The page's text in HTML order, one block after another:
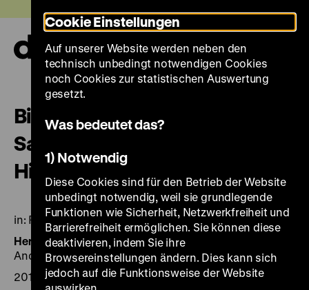
zum
Seiteninhalt
springen
Biozide in den textilen
Sammlungen des Deutschen
Historischen Museums
in: Restauro 119
Herausgegeben von:Autoren: Oliver Hahn, Sonja Krug,
Andrea Lang und Judith Zimmer
2013, H. 7, S. 34–39
Cookie Einstellungen
Auf unserer Website werden neben den
technisch unbedingt notwendigen Cookies
noch Cookies zur statistischen Auswertung
gesetzt.
Was bedeutet das?
1) Notwendig
Diese Cookies sind für den Betrieb der Website
unbedingt notwendig, weil sie grundlegende
Funktionen wie Sicherheit, Netzwerkfreiheit und
Barrierefreiheit ermöglichen. Sie können diese
deaktivieren, indem Sie ihre
Browsereinstellungen ändern. Dies kann sich
jedoch auf die Funktionsweise der Website